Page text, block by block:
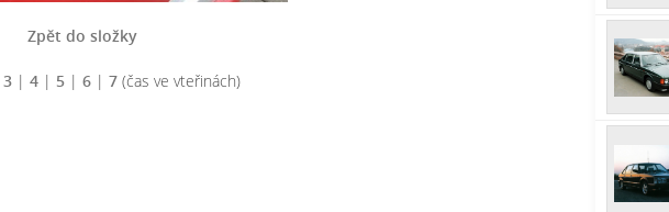
Zpět do složky
3| 4| 5| 6| 7(čas ve vteřinách)